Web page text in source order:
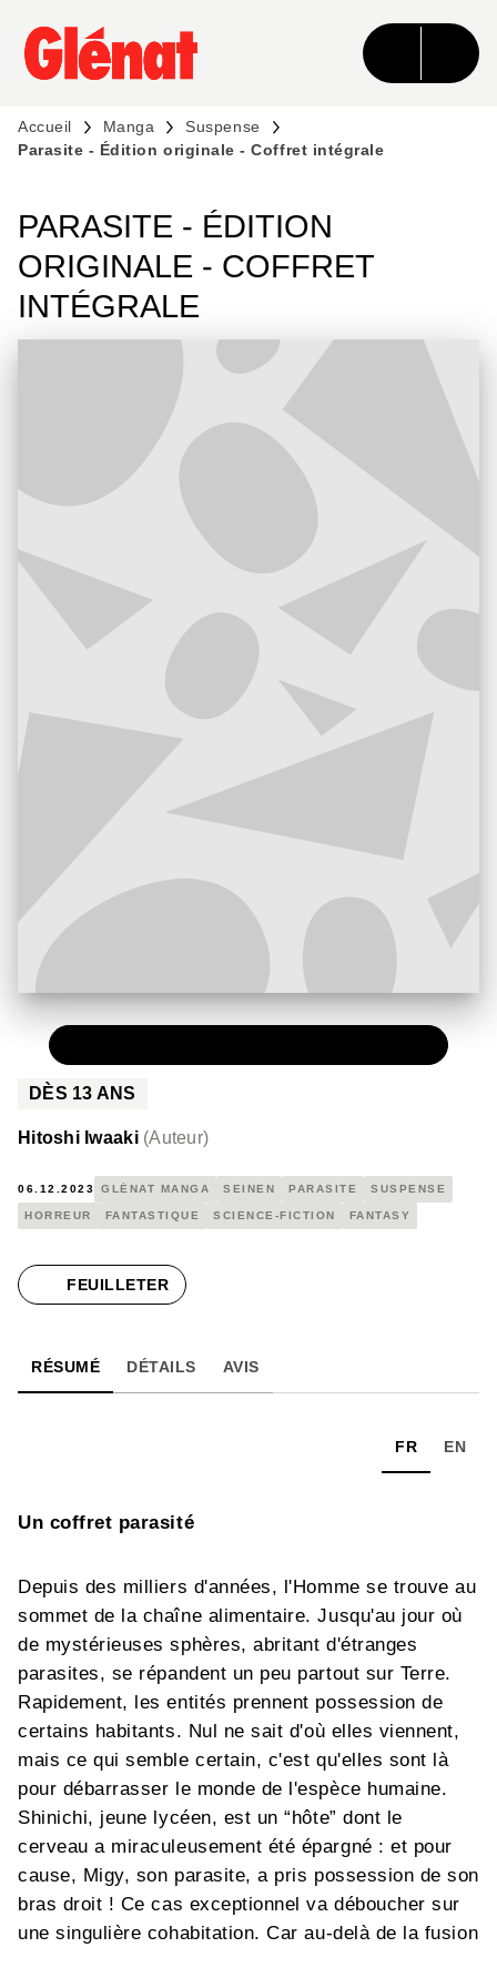
MENU RECHERCHE CONTENU
PIED DE PAGE
Accueil Manga
Suspense
Parasite - Édition originale - Coffret intégrale
PARASITE - ÉDITION
ORIGINALE - COFFRET
INTÉGRALE
DÈS 13 ANS
Hitoshi Iwaaki (Auteur)
06.12.2023 GLÉNAT MANGA SEINEN PARASITE SUSPENSE
HORREUR FANTASTIQUE SCIENCE-FICTION FANTASY
FEUILLETER
RÉSUMÉ DÉTAILS AVIS
FR EN
Un coffret parasité
Depuis des milliers d'années, l'Homme se trouve au
sommet de la chaîne alimentaire. Jusqu'au jour où
de mystérieuses sphères, abritant d'étranges
parasites, se répandent un peu partout sur Terre.
Rapidement, les entités prennent possession de
certains habitants. Nul ne sait d'où elles viennent,
mais ce qui semble certain, c'est qu'elles sont là
pour débarrasser le monde de l'espèce humaine.
Shinichi, jeune lycéen, est un “hôte” dont le
cerveau a miraculeusement été épargné : et pour
cause, Migy, son parasite, a pris possession de son
bras droit ! Ce cas exceptionnel va déboucher sur
une singulière cohabitation. Car au-delà de la fusion